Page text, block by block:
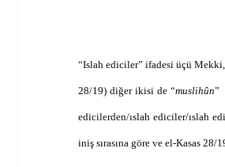
“Islah ediciler” ifadesi üçü
28/19) diğer ikisi de “muslihûn”
edicilerden/ıslah ediciler/ıslah
iniş sırasına göre ve el-Kasas